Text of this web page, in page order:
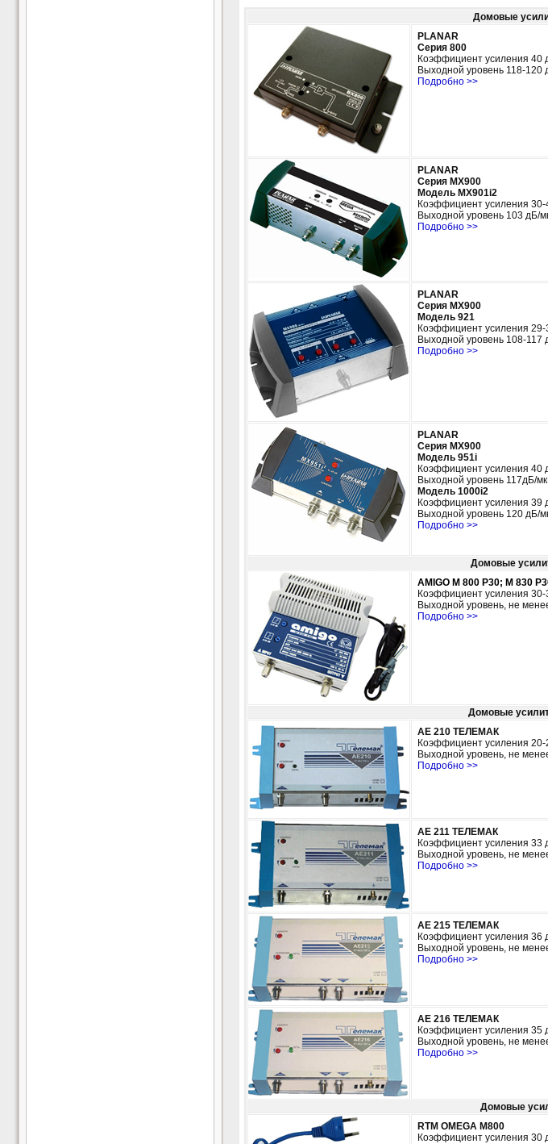
Домовые
PLANAR
Серия 800
Коэффициент усиления 40
Выходной уровень 118-120
Подробно >>
PLANAR
Серия МХ900
Модель MX901i2
Коэффициент усиления 30-
Выходной уровень 103 дБ/
Подробно >>
PLANAR
Серия МХ900
Модель 921
Коэффициент усиления 29-
Выходной уровень 108-117
Подробно >>
PLANAR
Серия МХ900
Модель 951i
Коэффициент усиления 40
Выходной уровень 117дБ/
Модель 1000i2
Коэффициент усиления 39
Выходной уровень 120 дБ/
Подробно >>
Домовые
AMIGO М 800 Р30; М 830
Коэффициент усиления 30-
Выходной уровень, не
Подробно >>
Домовые
AE 210 ТЕЛЕМАК
Коэффициент усиления 20-
Выходной уровень, не
Подробно >>
AE 211 ТЕЛЕМАК
Коэффициент усиления 33
Выходной уровень, не
Подробно >>
AE 215 ТЕЛЕМАК
Коэффициент усиления 36
Выходной уровень, не
Подробно >>
AE 216 ТЕЛЕМАК
Коэффициент усиления 35
Выходной уровень, не
Подробно >>
Домовые
RTM OMEGA M800
Коэффициент усиления 30